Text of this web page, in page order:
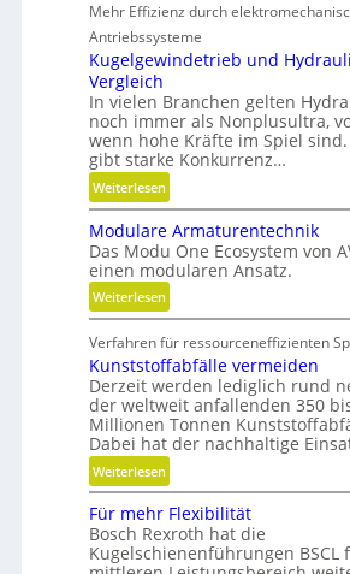
e
h
r
l
e
x
i
b
i
l
i
t
ä
,
D
y
n
a
m
i
k
u
n
Mehr Effizienz durch
Antriebssysteme
Kugelgewindetrieb und
Vergleich
In vielen Branchen gelten
noch immer als Nonplusultra,
wenn hohe Kräfte im Spiel sind.
gibt starke Konkurrenz…
Weiterlesen:
K
u
g
e
l
g
e
w
i
n
d
e
t
r
i
e
Modulare Armaturentechnik
Das Modu One Ecosystem von
einen modularen Ansatz.
Weiterlesen:
M
o
d
u
l
r
e
r
m
a
Verfahren für ressourceneffizienten
Kunststoffabfälle vermeiden
Derzeit werden lediglich rund
der weltweit anfallenden 350
Millionen Tonnen
Dabei hat der nachhaltige
Weiterlesen:
K
u
n
s
Für mehr Flexibilität
Bosch Rexroth hat die
Kugelschienenführungen BSCL